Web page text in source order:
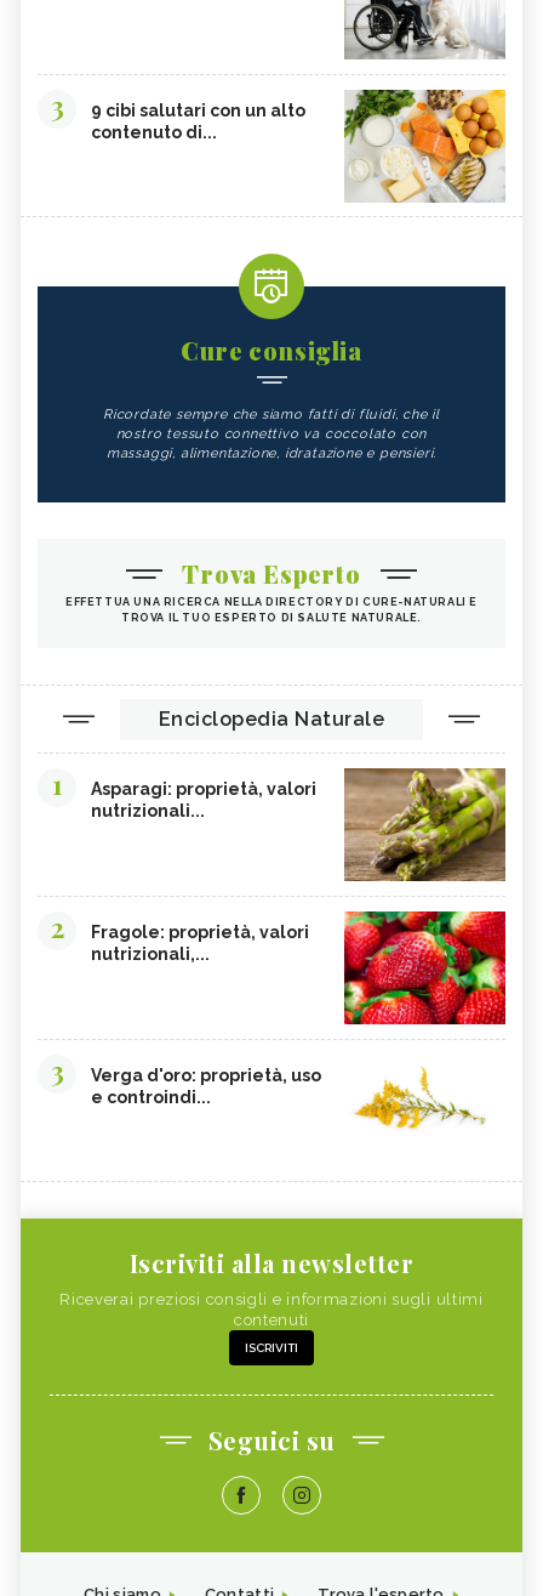
3
9 cibi salutari con un alto
contenuto di...
Cure consiglia
Ricordate sempre che siamo fatti di fluidi, che il
nostro tessuto connettivo va coccolato con
massaggi, alimentazione, idratazione e pensieri.
Trova Esperto
EFFETTUA UNA RICERCA NELLA DIRECTORY DI CURE-NATURALI E
TROVA IL TUO ESPERTO DI SALUTE NATURALE.
Enciclopedia Naturale
1
Asparagi: proprietà, valori
nutrizionali...
2
Fragole: proprietà, valori
nutrizionali,...
3
Verga d'oro: proprietà, uso
e controindi...
Iscriviti alla newsletter
Riceverai preziosi consigli e informazioni sugli ultimi
contenuti
ISCRIVITI
Seguici su